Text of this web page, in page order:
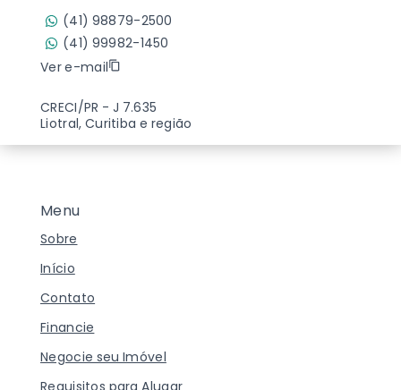
Menu
Sobre
Início
Contato
Financie
Negocie seu Imóvel
Requisitos para Alugar
(41) 98879-2500
(41) 99982-1450
Ver e-mail
CRECI/PR - J 7.635
Liotral, Curitiba e região